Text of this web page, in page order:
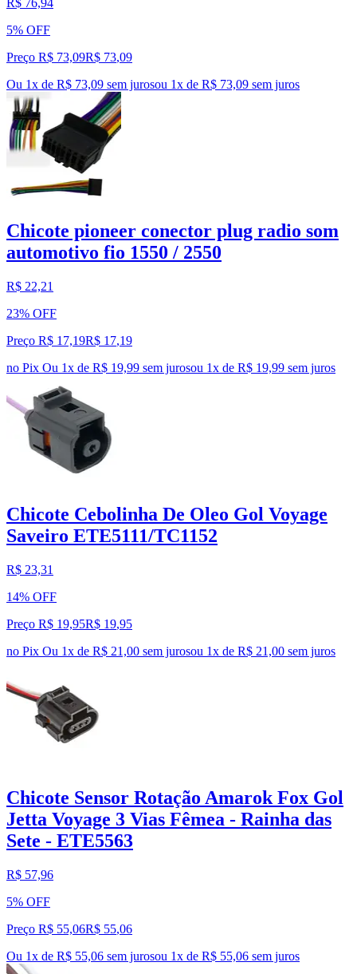
R$ 76,94
5% OFF
Preço R$ 73,09R$ 73,09
Ou 1x de R$ 73,09 sem jurosou 1x de R$ 73,09 sem juros
Chicote pioneer conector plug radio som
automotivo fio 1550 / 2550
R$ 22,21
23% OFF
Preço R$ 17,19R$ 17,19
no Pix Ou 1x de R$ 19,99 sem jurosou 1x de R$ 19,99 sem juros
Chicote Cebolinha De Oleo Gol Voyage
Saveiro ETE5111/TC1152
R$ 23,31
14% OFF
Preço R$ 19,95R$ 19,95
no Pix Ou 1x de R$ 21,00 sem jurosou 1x de R$ 21,00 sem juros
Chicote Sensor Rotação Amarok Fox Gol
Jetta Voyage 3 Vias Fêmea - Rainha das
Sete - ETE5563
R$ 57,96
5% OFF
Preço R$ 55,06R$ 55,06
Ou 1x de R$ 55,06 sem jurosou 1x de R$ 55,06 sem juros